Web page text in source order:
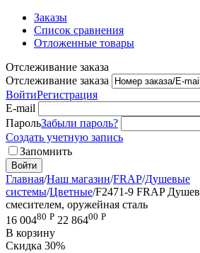
Заказы
Список сравнения
Отложенные товары
Отслеживание заказа
Отслеживание заказа
ВойтиРегистрация
E-mail
ПарольЗабыли пароль?
Создать учетную запись
Запомнить
Войти
Главная/Наш магазин/FRAP/Душевые
системы/Цветные/F2471-9 FRAP
смесителем, оружейная сталь
16 00480 Р 22 86400 Р
В корзину
Скидка 30%